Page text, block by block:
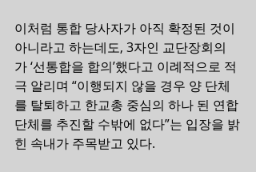
이처럼 통합 당사자가 아직 확정된 것이
아니라고 하는데도, 3자인 교단장회의
가 ‘선통합을 합의’했다고 이례적으로 적
극 알리며 “이행되지 않을 경우 양 단체
를 탈퇴하고 한교총 중심의 하나 된 연합
단체를 추진할 수밖에 없다”는 입장을 밝
힌 속내가 주목받고 있다.